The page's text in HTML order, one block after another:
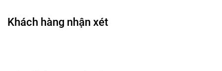
Khách hàng nhận xét